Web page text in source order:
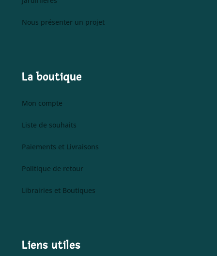
Nous présenter un projet
La boutique
Mon compte
Liste de souhaits
Paiements et Livraisons
Politique de retour
Librairies et Boutiques
Liens utiles